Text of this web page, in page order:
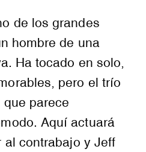
de los grandes
hombre de una
Ha tocado en solo,
pero el trío
parece
Aquí actuará
al contrabajo y Jeff